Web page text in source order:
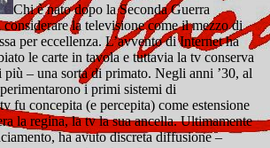
Chi è nato dopo la Seconda Guerra
la televisione come il mezzo di
per eccellenza. L’avvento di Internet ha
le carte in tavola e tuttavia la tv conserva
più – una sorta di primato. Negli anni ’30, al
i primi sistemi di
fu concepita (e percepita) come estensione
la regina, la tv la sua ancella. Ultimamente
ha avuto discreta diffusione –